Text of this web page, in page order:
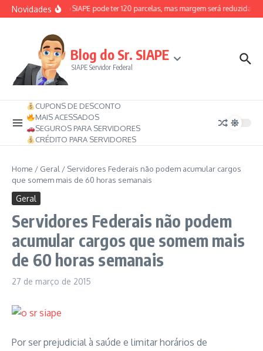
Ir para o conteúdo
Novidades
Consignado SIAPE pode ter 120 parcelas, mas margem será reduzida:
Blog do Sr. SIAPE
SIAPE Servidor Federal
CUPONS DE DESCONTO
MAIS ACESSADOS
SEGUROS PARA SERVIDORES
CRÉDITO PARA SERVIDORES
Home / Geral / Servidores Federais não podem acumular cargos
que somem mais de 60 horas semanais
Geral
Servidores Federais não podem
acumular cargos que somem mais
de 60 horas semanais
27 de março de 2015
Por ser prejudicial à saúde e limitar horários de